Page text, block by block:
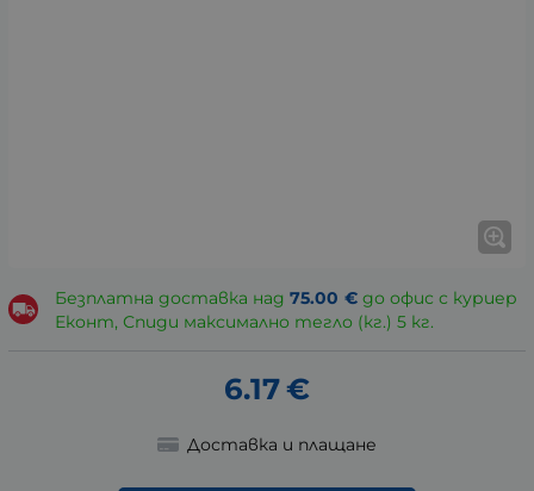
Безплатна доставка над 75.00 €до офис с куриер
Еконт, Спиди максимално тегло (кг.) 5 кг.
6.17€
Доставка и плащане